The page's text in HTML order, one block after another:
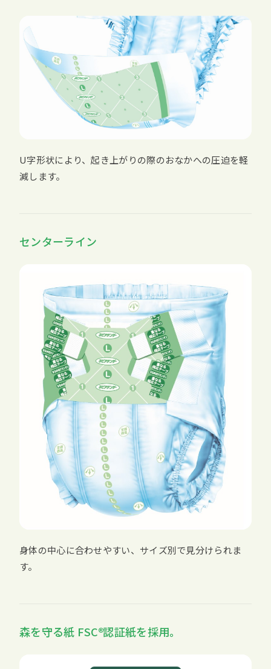
U字形状により、起き上がりの際のおなかへの圧迫を軽
減します。
センターライン
身体の中心に合わせやすい、サイズ別で見分けられま
す。
森を守る紙 FSC 認証紙を採用。